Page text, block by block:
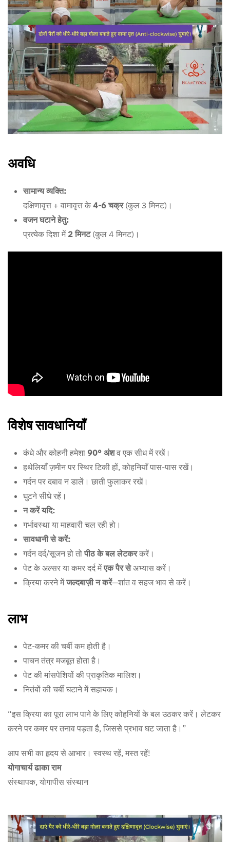
अवधि
सामान्य व्यक्ति:
दक्षिणावृत्त + वामावृत्त के 4-6 चक्र(कुल 3 मिनट)।
वजन घटाने हेतु:
प्रत्येक दिशा में 2 मिनट(कुल 4 मिनट)।
विशेष सावधानियाँ
कंधे और कोहनी हमेशा 90° अंशव एक सीध में रखें।
हथेलियाँ ज़मीन पर स्थिर टिकी हों, कोहनियाँ पास-पास रखें।
गर्दन पर दबाव न डालें। छाती फुलाकर रखें।
घुटने सीधे रहें।
न करें यदि:
गर्भावस्था या माहवारी चल रही हो।
सावधानी से करें:
गर्दन दर्द/सूजन हो तोपीठ के बल लेटकरकरें।
पेट के अल्सर या कमर दर्द मेंएक पैर सेअभ्यास करें।
क्रिया करने मेंजल्दबाज़ी न करें—शांत व सहज भाव से करें।
लाभ
पेट-कमर की चर्बी कम होती है।
पाचन तंत्र मजबूत होता है।
पेट की मांसपेशियों की प्राकृतिक मालिश।
नितंबों की चर्बी घटाने में सहायक।
“इस क्रिया का पूरा लाभ पाने के लिए कोहनियों के बल उठकर करें। लेटकर
करने पर कमर पर तनाव पड़ता है, जिससे प्रभाव घट जाता है।”
आप सभी का हृदय से आभार। स्वस्थ रहें, मस्त रहें!
योगाचार्य ढाका राम
संस्थापक, योगापीस संस्थान